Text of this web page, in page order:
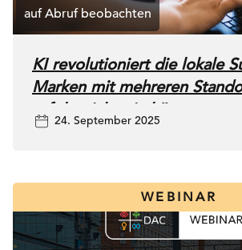
KI revolutioniert die lokale
Marken mit mehreren
erfolgreich sein können
24. September 2025
WEBINAR